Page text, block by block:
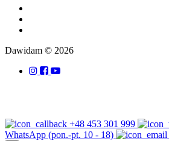
Dawidam © 2026
+48 453 301 999
WhatsApp (pon.-pt. 10 - 18)